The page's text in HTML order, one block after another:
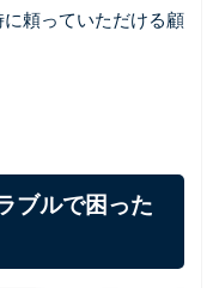
頼っていただける顧
ブルで困った